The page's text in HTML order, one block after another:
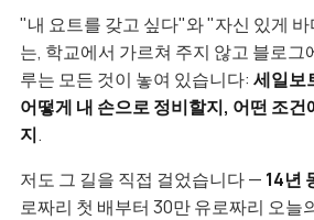
"내 요트를 갖고 싶다"와 "자신 있게
는, 학교에서 가르쳐 주지 않고 블로
루는 모든 것이 놓여 있습니다: 세일보
어떻게 내 손으로 정비할지, 어떤 조
지.
저도 그 길을 직접 걸었습니다 — 14년
로짜리 첫 배부터 30만 유로짜리 오늘